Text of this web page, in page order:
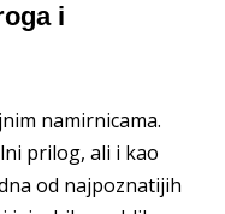
i
namirnicama.
prilog, ali i kao
od najpoznatijih